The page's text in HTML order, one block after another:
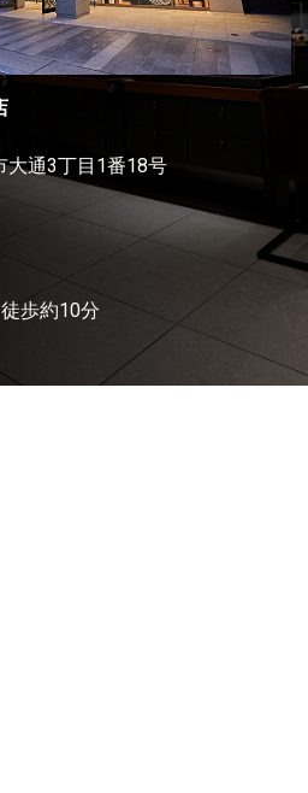
大通3丁目1番18号
歩約10分